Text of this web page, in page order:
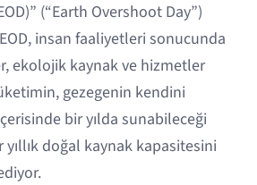
(“Earth Overshoot Day”)
insan faaliyetleri sonucunda
ekolojik kaynak ve hizmetler
gezegenin kendini
bir yılda sunabileceği
yıllık doğal kaynak kapasitesini